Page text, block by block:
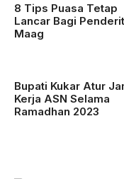
8 Tips Puasa Tetap
Lancar Bagi
Maag
Bupati Kukar Atur
Kerja ASN Selama
Ramadhan 2023